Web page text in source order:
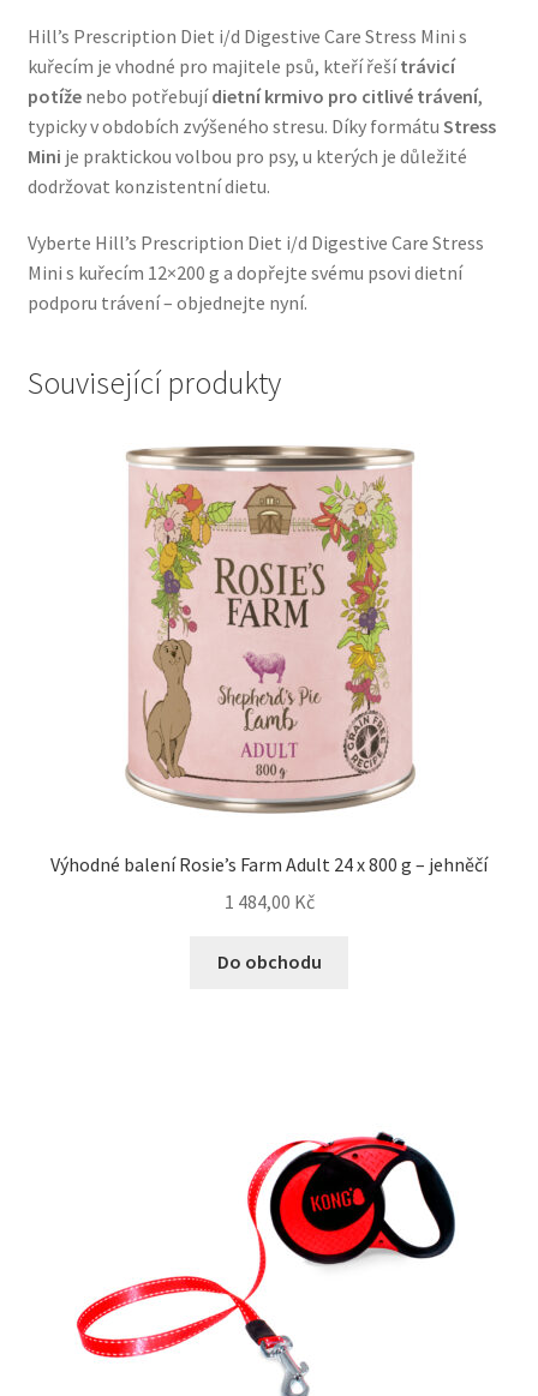
Hill’s Prescription Diet i/d Digestive Care Stress Mini s
kuřecím je vhodné pro majitele psů, kteří řešítrávicí
potíženebo potřebujídietní krmivo pro citlivé trávení,
typicky v obdobích zvýšeného stresu. Díky formátu Stress
Mini je praktickou volbou pro psy, u kterých je důležité
dodržovat konzistentní dietu.
Vyberte Hill’s Prescription Diet i/d Digestive Care Stress
Mini s kuřecím 12×200 g a dopřejte svému psovi dietní
podporu trávení – objednejte nyní.
Související produkty
Výhodné balení Rosie’s Farm Adult 24 x 800 g – jehněčí
1 484,00 Kč
Do obchodu